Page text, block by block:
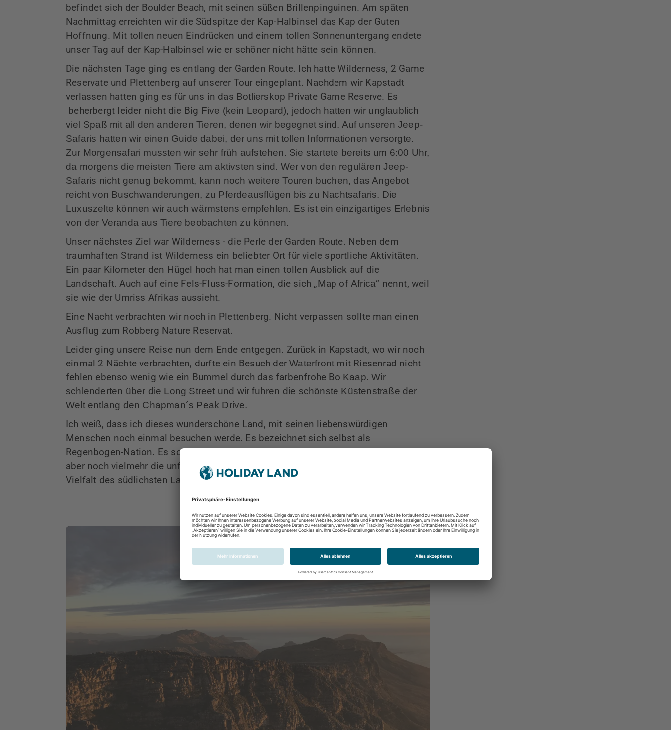
befindet sich der Boulder Beach, mit seinen süßen Brillenpinguinen. Am späten
Nachmittag erreichten wir die Südspitze der Kap-Halbinsel das Kap der Guten
Hoffnung. Mit tollen neuen Eindrücken und einem tollen Sonnenuntergang endete
unser Tag auf der Kap-Halbinsel wie er schöner nicht hätte sein können.
Die nächsten Tage ging es entlang der Garden Route. Ich hatte Wilderness, 2 Game
Reservate und Plettenberg auf unserer Tour eingeplant. Nachdem wir Kapstadt
verlassen hatten ging es für uns in das Botlierskop Private Game Reserve. Es
beherbergt leider nicht die Big Five (kein Leopard), jedoch hatten wir unglaublich
viel Spaß mit all den anderen Tieren, denen wir begegnet sind. Auf unseren Jeep-
Safaris hatten wir einen Guide dabei, der uns mit tollen Informationen versorgte.
Zur Morgensafari mussten wir sehr früh aufstehen. Sie startete bereits um 6:00 Uhr,
da morgens die meisten Tiere am aktivsten sind. Wer von den regulären Jeep-
Safaris nicht genug bekommt, kann noch weitere Touren buchen, das Angebot
reicht von Buschwanderungen, zu Pferdeausflügen bis zu Nachtsafaris. Die
Luxuszelte können wir auch wärmstens empfehlen. Es ist ein einzigartiges Erlebnis
von der Veranda aus Tiere beobachten zu können.
Unser nächstes Ziel war Wilderness - die Perle der Garden Route. Neben dem
traumhaften Strand ist Wilderness ein beliebter Ort für viele sportliche Aktivitäten.
Ein paar Kilometer den Hügel hoch hat man einen tollen Ausblick auf die
Landschaft. Auch auf eine Fels-Fluss-Formation, die sich „Map ofAfrica“ nennt, weil
sie wie der Umriss Afrikas aussieht.
Eine Nacht verbrachten wir noch in Plettenberg. Nicht verpassen sollte man einen
Ausflug zum Robberg Nature Reservat.
Leider ging unsere Reise nun dem Ende entgegen. Zurück in Kapstadt, wo wir noch
einmal 2 Nächte verbrachten, durfte ein Besuch derWaterfront mit Riesenrad nicht
fehlen ebenso wenig wie ein Bummel durch das farbenfrohe Bo Kaap. Wir
schlenderten über die Long Street und wir fuhren die schönste Küstenstraße der
Welt entlang den Chapman´s Peak Drive.
Ich weiß, dass ich dieses wunderschöne Land, mit seinen liebenswürdigen
Menschen noch einmal besuchen werde. Es bezeichnet sich selbst als
Regenbogen-Nation. Es soll die Vielfalt der Völker darstellen.
aber noch vielmehr die unfassbare Farbenpracht, die Schönheit und landschaftliche
Vielfalt des südlichsten Landes in Afrika